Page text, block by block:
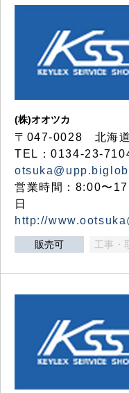
(株)オオツカ
〒047-0028 北海
TEL：0134-23-
営業時間：8:00〜
日
http://
販売可 工事・